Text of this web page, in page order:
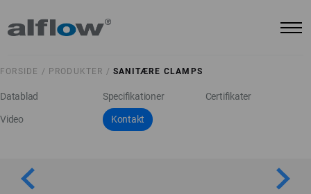
FORSIDE / PRODUKTER / SANITÆRE CLAMPS
Datablad Specifikationer Certifikater
Video Kontakt